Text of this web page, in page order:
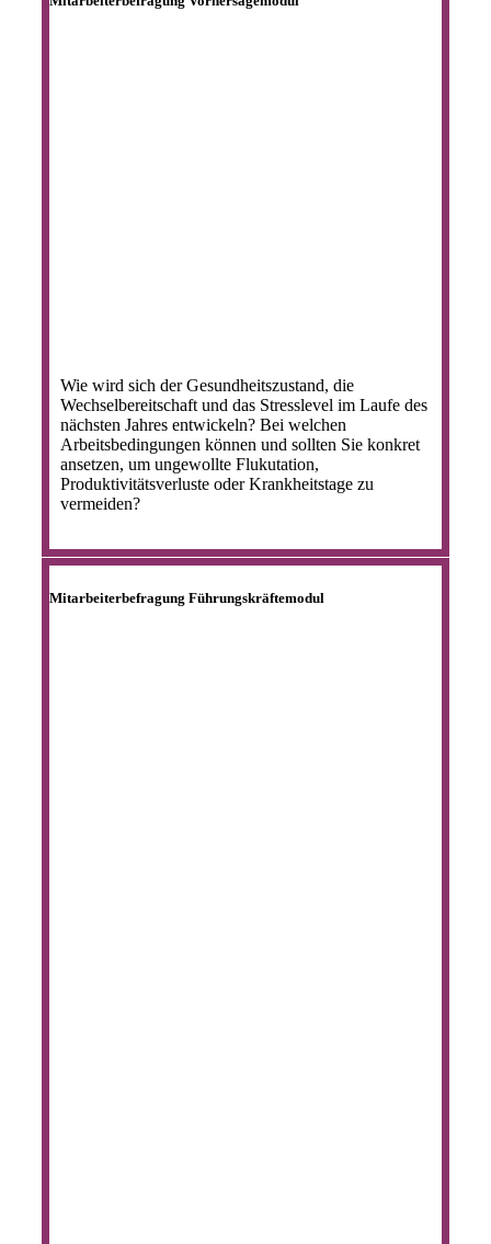
Wie wird sich der Gesundheitszustand, die
Wechselbereitschaft und das Stresslevel im Laufe des
nächsten Jahres entwickeln? Bei welchen
Arbeitsbedingungen können und sollten Sie konkret
ansetzen, um ungewollte Flukutation,
Produktivitätsverluste oder Krankheitstage zu
vermeiden?
Mitarbeiterbefragung Führungskräftemodul